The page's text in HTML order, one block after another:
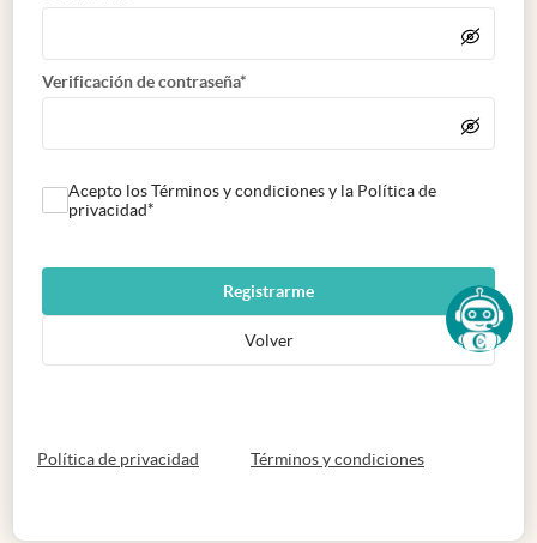
Verificación de contraseña*
Acepto los Términos y condiciones y la Política de
privacidad*
Registrarme
Volver
Política de privacidad abre en nueva pestaña
Términos y condicionesabre en nueva